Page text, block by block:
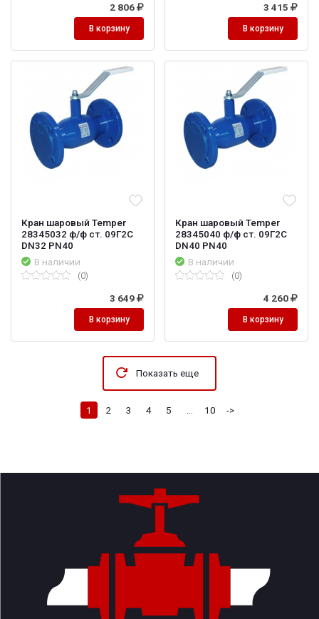
2 806
В корзину
3 415
В корзину
Кран шаровый Temper
28345032 ф/ф ст. 09Г2С
DN32 PN40
В наличии
(0)
3 649
В корзину
Кран шаровый Temper
28345040 ф/ф ст. 09Г2С
DN40 PN40
В наличии
(0)
4 260
В корзину
Показать еще
1 2 3 4 5 10 ->